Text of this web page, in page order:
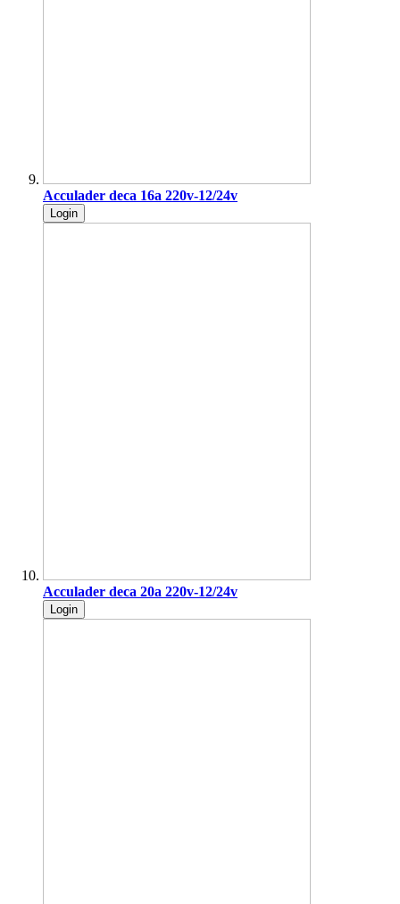
Acculader deca 16a 220v-12/24v
Login
Acculader deca 20a 220v-12/24v
Login